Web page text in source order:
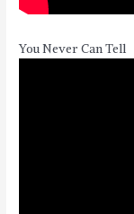
You Never Can Tell